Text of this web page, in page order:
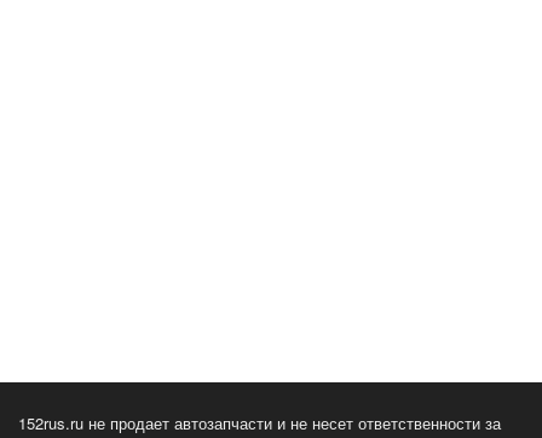
152rus.ru не продает автозапчасти и не несет ответственности за